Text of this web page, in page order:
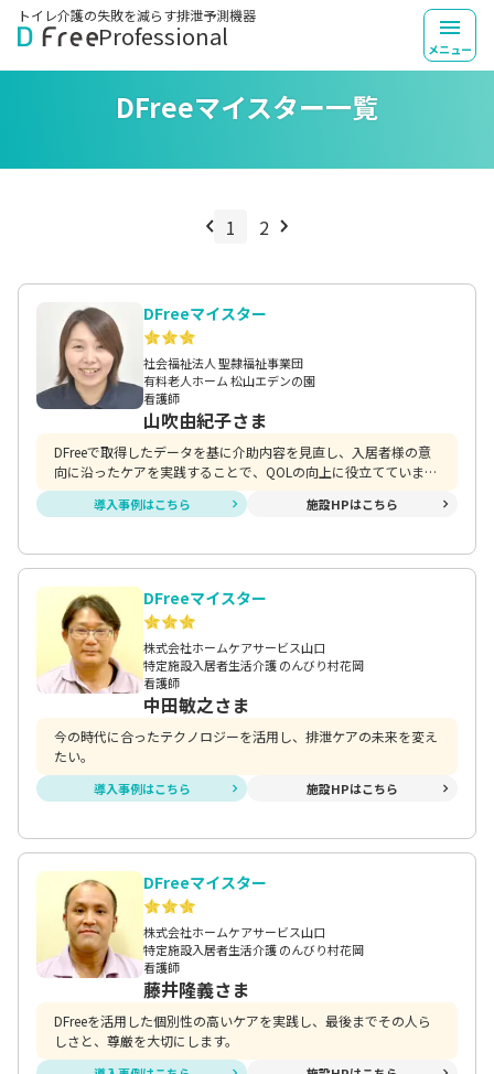
トイレ介護の失敗を減らす排泄予測機器
Professional メニュー
TOP 医療・介護向け DFreeマイスター一覧
DFreeマイスター一覧
1 2
DFreeマイスター
社会福祉法人 聖隷福祉事業団
有料老人ホーム 松山エデンの園
看護師
山吹由紀子さま
DFreeで取得したデータを基に介助内容を見直し、入居者様の意
向に沿ったケアを実践することで、QOLの向上に役立てていま
す。
導入事例はこちら 施設HPはこちら
DFreeマイスター
株式会社ホームケアサービス山口
特定施設入居者生活介護 のんびり村花岡
看護師
中田敏之さま
今の時代に合ったテクノロジーを活用し、排泄ケアの未来を変え
たい。
導入事例はこちら 施設HPはこちら
DFreeマイスター
株式会社ホームケアサービス山口
特定施設入居者生活介護 のんびり村花岡
看護師
藤井隆義さま
DFreeを活用した個別性の高いケアを実践し、最後までその人ら
しさと、尊厳を大切にします。